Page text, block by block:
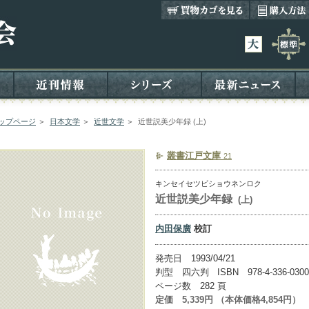
プページ ＞ 日本文学 ＞ 近世文学 ＞ 近世説美少年録 (上)
叢書江戸文庫 21
キンセイセツビショウネンロク
近世説美少年録 (上)
内田保廣 校訂
発売日 1993/04/21
判型 四六判 ISBN 978-4-336-
ページ数 282 頁
定価 5,339円 （本体価格4,854円）